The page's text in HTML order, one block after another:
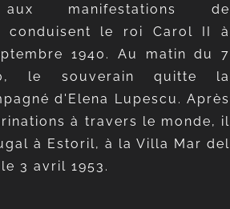
manifestations de
conduisent le roi Carol II à
1940. Au matin du 7
le souverain quitte la
d'Elena Lupescu. Après
à travers le monde, il
à Estoril, à la Villa Mar del
3 avril 1953.